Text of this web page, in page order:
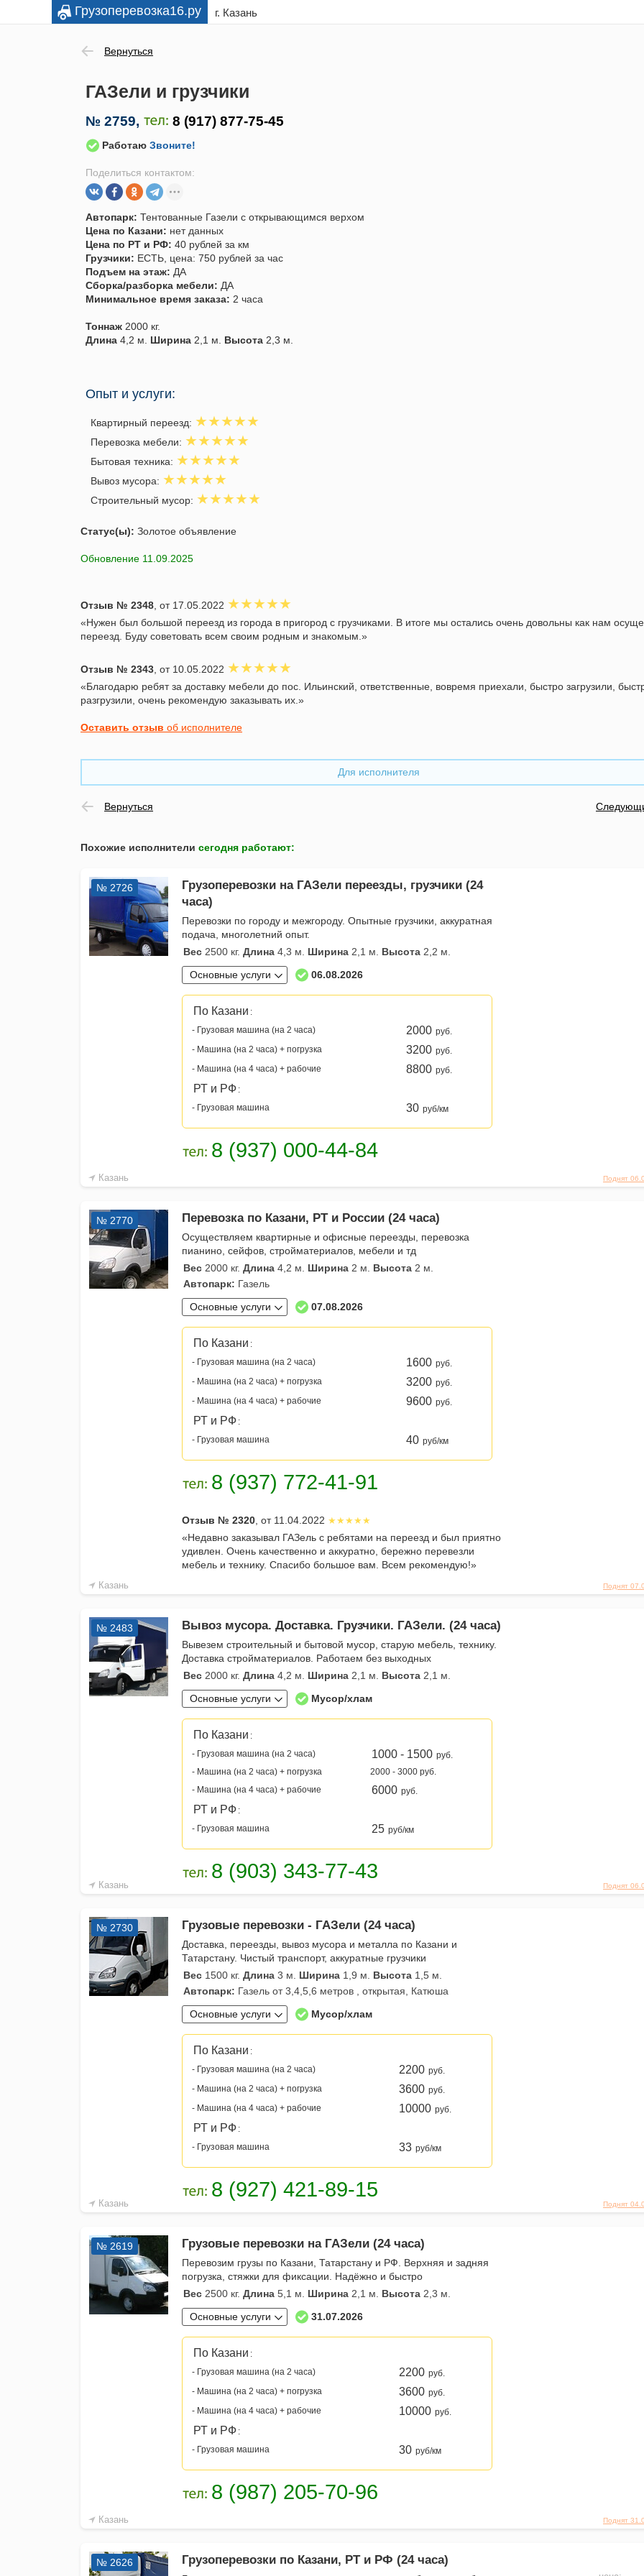
Грузоперевозка16.ру г. Казань
Вернуться
ГАЗели и грузчики
№ 2759,
Работаю Звоните!
Поделиться контактом:
Автопарк: Тентованные Газели с открывающимся верхом
Цена по Казани: нет данных
Цена по РТ и РФ: 40 рублей за км
Грузчики: ЕСТЬ, цена: 750 рублей за час
Подъем на этаж: ДА
Сборка/разборка мебели: ДА
Минимальное время заказа: 2 часа
Тоннаж 2000 кг.
Длина 4,2 м. Ширина 2,1 м. Высота 2,3 м.
Опыт и услуги:
Квартирный переезд:
Перевозка мебели:
Бытовая техника:
Вывоз мусора:
Строительный мусор:
Статус(ы): Золотое объявление
Обновление 11.09.2025
Отзыв № 2348 , от 17.05.2022
«Нужен был большой переезд из города в пригород с грузчиками. В итоге мы остались очень довольны как нам
переезд. Буду советовать всем своим родным и знакомым.»
Отзыв № 2343 , от 10.05.2022
«Благодарю ребят за доставку мебели до пос. Ильинский, ответственные, вовремя приехали, быстро загрузили,
разгрузили, очень рекомендую заказывать их.»
Оставить отзыв об исполнителе
Для исполнителя
Вернуться
Похожие исполнители сегодня работают:
Казань Поднят
№ 2726
Грузоперевозки на ГАЗели переезды, грузчики (24
часа)
Перевозки по городу и межгороду. Опытные грузчики, аккуратная
подача, многолетний опыт.
Вес 2500 кг. Длина 4,3 м. Ширина 2,1 м. Высота 2,2 м.
Основные услуги
06.08.2026
По Казани :
- Грузовая машина (на 2 часа)
2000 руб.
- Машина (на 2 часа) + погрузка
3200 руб.
- Машина (на 4 часа) + рабочие
8800 руб.
РТ и РФ :
- Грузовая машина
30 руб/км
Казань Поднят
№ 2770 Перевозка по Казани, РТ и России (24 часа)
Осуществляем квартирные и офисные переезды, перевозка
пианино, сейфов, стройматериалов, мебели и тд
Вес 2000 кг. Длина 4,2 м. Ширина 2 м. Высота 2 м.
Автопарк: Газель
Основные услуги
07.08.2026
По Казани :
- Грузовая машина (на 2 часа)
1600 руб.
- Машина (на 2 часа) + погрузка
3200 руб.
- Машина (на 4 часа) + рабочие
9600 руб.
РТ и РФ :
- Грузовая машина
40 руб/км
Отзыв № 2320 , от 11.04.2022
«Недавно заказывал ГАЗель с ребятами на переезд и был приятно
удивлен. Очень качественно и аккуратно, бережно перевезли
мебель и технику. Спасибо большое вам. Всем рекомендую!»
Казань Поднят
№ 2483 Вывоз мусора. Доставка. Грузчики. ГАЗели. (24 часа)
Вывезем строительный и бытовой мусор, старую мебель, технику.
Доставка стройматериалов. Работаем без выходных
Вес 2000 кг. Длина 4,2 м. Ширина 2,1 м. Высота 2,1 м.
Основные услуги
Мусор/хлам
По Казани :
- Грузовая машина (на 2 часа)
1000 - 1500 руб.
- Машина (на 2 часа) + погрузка
2000 - 3000 руб.
- Машина (на 4 часа) + рабочие
6000 руб.
РТ и РФ :
- Грузовая машина
25 руб/км
Казань Поднят
№ 2730 Грузовые перевозки - ГАЗели (24 часа)
Доставка, переезды, вывоз мусора и металла по Казани и
Татарстану. Чистый транспорт, аккуратные грузчики
Вес 1500 кг. Длина 3 м. Ширина 1,9 м. Высота 1,5 м.
Автопарк: Газель от 3,4,5,6 метров , открытая, Катюша
Основные услуги
Мусор/хлам
По Казани :
- Грузовая машина (на 2 часа)
2200 руб.
- Машина (на 2 часа) + погрузка
3600 руб.
- Машина (на 4 часа) + рабочие
10000 руб.
РТ и РФ :
- Грузовая машина
33 руб/км
Казань Поднят
№ 2619 Грузовые перевозки на ГАЗели (24 часа)
Перевозим грузы по Казани, Татарстану и РФ. Верхняя и задняя
погрузка, стяжки для фиксации. Надёжно и быстро
Вес 2500 кг. Длина 5,1 м. Ширина 2,1 м. Высота 2,3 м.
Основные услуги
31.07.2026
По Казани :
- Грузовая машина (на 2 часа)
2200 руб.
- Машина (на 2 часа) + погрузка
3600 руб.
- Машина (на 4 часа) + рабочие
10000 руб.
РТ и РФ :
- Грузовая машина
30 руб/км
№ 2626 Грузоперевозки по Казани, РТ и РФ (24 часа)